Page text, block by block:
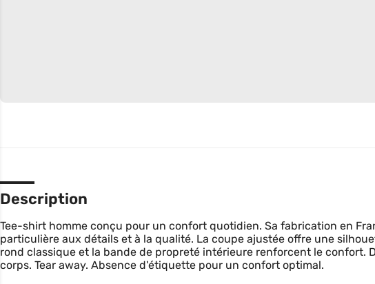
Description
Tee-shirt homme conçu pour un confort quotidien. Sa fabrication en
particulière aux détails et à la qualité. La coupe ajustée offre une
rond classique et la bande de propreté intérieure renforcent le confort.
corps. Tear away. Absence d'étiquette pour un confort optimal.